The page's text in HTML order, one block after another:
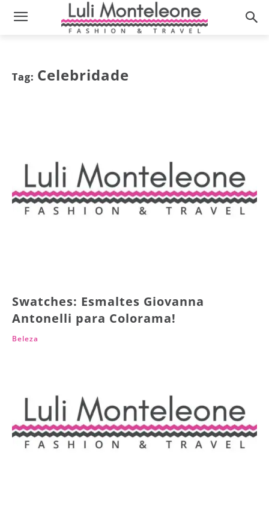
Tag: Celebridade
Swatches: Esmaltes Giovanna
Antonelli para Colorama!
Beleza